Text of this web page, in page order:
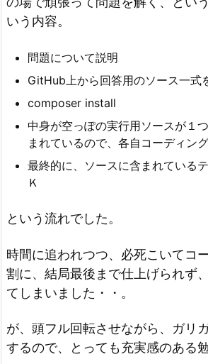
いう内容。
問題について説明
GitHub上から回答用のソース一式
composer install
中身が空っぽの実行用ソースが１
まれているので、各自コーディング
最終的に、ソースに含まれている
Ｋ
という流れでした。
時間に追われつつ、必死こいてコ
割に、結局最後まで仕上げられず
てしまいました・・。
が、頭フル回転させながら、ガリ
するので、とっても充実感のある